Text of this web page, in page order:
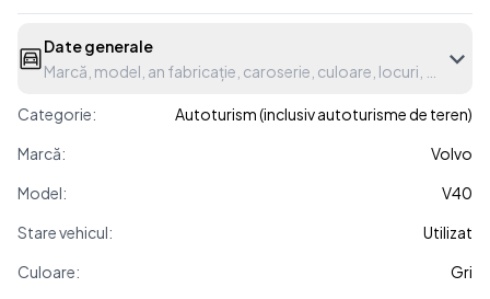
Date generale
Marcă, model, an fabricație, caroserie, culoare, locuri, etc.
Categorie:
Autoturism (inclusiv autoturisme de teren)
Marcă:
Volvo
Model:
V40
Stare vehicul:
Utilizat
Culoare:
Gri